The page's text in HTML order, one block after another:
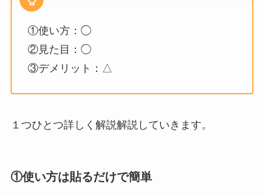
①使い方：◯
②見た目：◯
③デメリット：△
１つひとつ詳しく解説解説していきます。
①使い方は貼るだけで簡単